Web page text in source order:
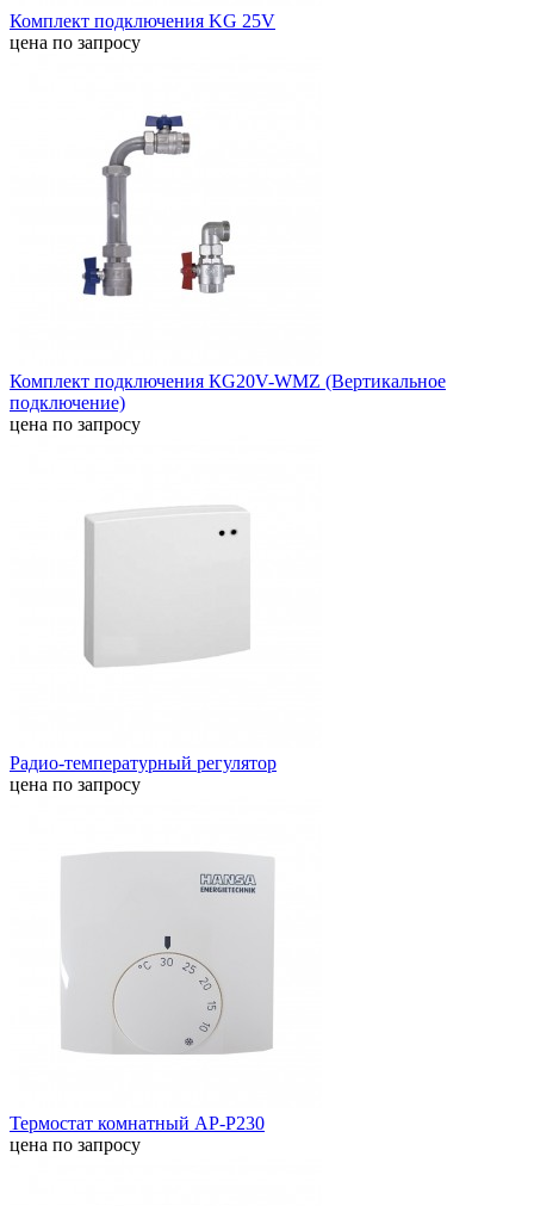
Комплект подключения KG 25V
цена по запросу
Комплект подключения КG20V-WMZ (Вертикальное
подключение)
цена по запросу
Радио-температурный регулятор
цена по запросу
Термостат комнатный AP-P230
цена по запросу